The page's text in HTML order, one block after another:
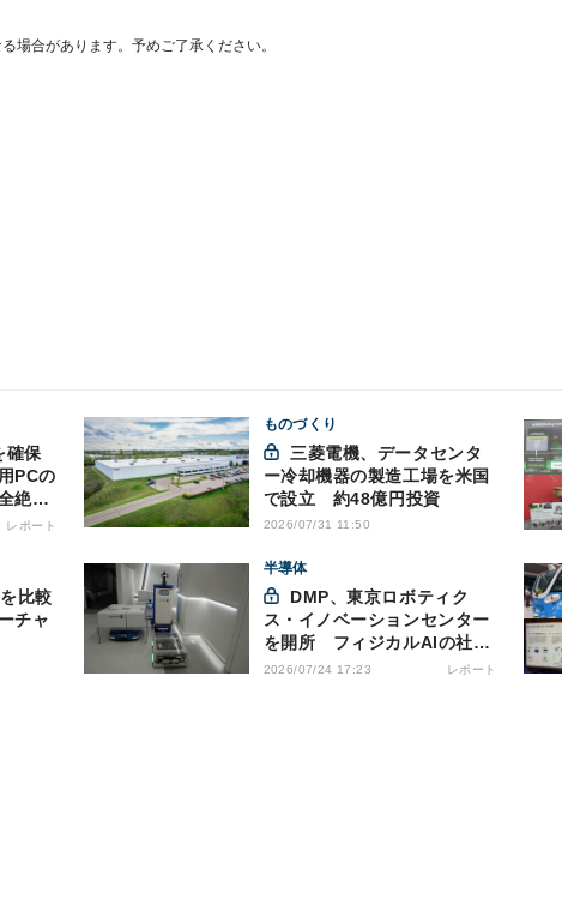
場合があります。予めご了承ください。
PCの
絶縁
レポート
ものづくり
ー冷却機器の製造工場を米国
で設立 約48億円投資
2026/07/31 11:50
比較
チャ
半導体
ス・イノベーションセンター
を開所 フィジカルAIの社会
実装を加速
2026/07/24 17:23 レポート